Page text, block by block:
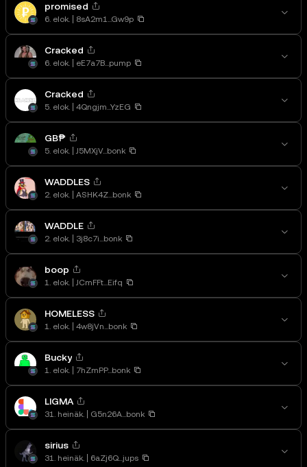
promised
6. elok. 8sA2m1...Gw9p
Cracked
6. elok. eE7a7B...pump
Cracked
5. elok. 4Qngjm...YzEG
GB₱
5. elok. J5MXjV...bonk
WADDLES
2. elok. ASHK4Z...bonk
WADDLE
2. elok. 3j8c7i...bonk
boop
1. elok. JCmFFt...Eifq
HOMELESS
1. elok. 4w8jVn...bonk
Bucky
1. elok. 7hZmPP...bonk
LIGMA
31. heinäk. G5n26A...bonk
sirius
31. heinäk. 6aZj6Q...jups